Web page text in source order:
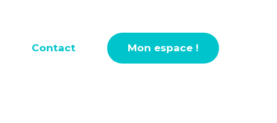
Contact Mon espace !